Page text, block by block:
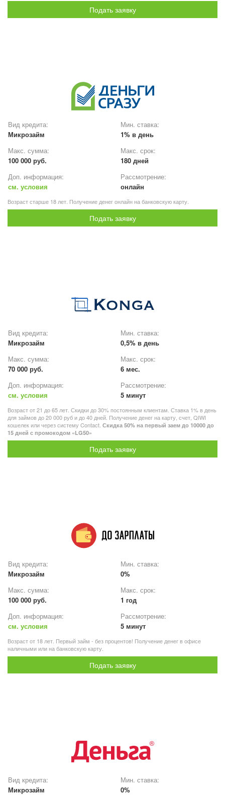
Подать заявку
Вид кредита:
Микрозайм
Мин. ставка:
1% в день
Макс. сумма:
100 000 руб.
Макс. срок:
180 дней
Доп. информация:
см. условия
Рассмотрение:
онлайн
Возраст старше 18 лет. Получение денег онлайн на банковскую карту.
Подать заявку
Вид кредита:
Микрозайм
Мин. ставка:
0,5% в день
Макс. сумма:
70 000 руб.
Макс. срок:
6 мес.
Доп. информация:
см. условия
Рассмотрение:
5 минут
Возраст от 21 до 65 лет. Скидки до 30% постоянным клиентам. Ставка 1% в день
для займов до 20 000 руб и до 40 дней. Получение денег на карту, счет, QIWI
кошелек или через систему Contact. Скидка 50% на первый заем до 10000 до
15 дней с промокодом «LG50»
Подать заявку
Вид кредита:
Микрозайм
Мин. ставка:
0%
Макс. сумма:
100 000 руб.
Макс. срок:
1 год
Доп. информация:
см. условия
Рассмотрение:
5 минут
Возраст от 18 лет. Первый займ - без процентов! Получение денег в офисе
наличными или на банковскую карту.
Подать заявку
Вид кредита:
Микрозайм
Мин. ставка:
0%